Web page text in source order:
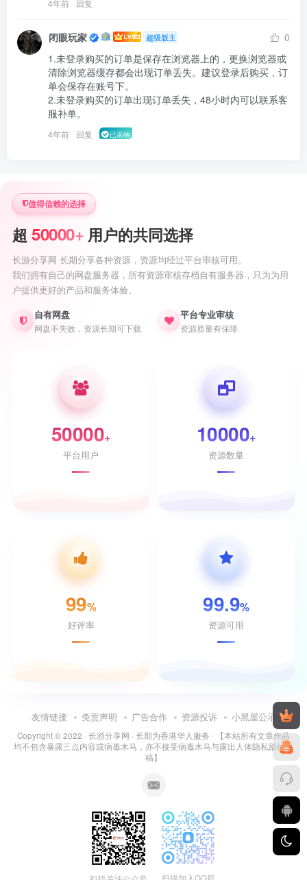
4年前 回复
闭眼玩家 超级版主
0
1.未登录购买的订单是保存在浏览器上的，更换浏览器或
清除浏览器缓存都会出现订单丢失。建议登录后购买，订
单会保存在账号下。
2.未登录购买的订单出现订单丢失，48小时内可以联系客
服补单。
4年前 回复 已采纳
值得信赖的选择
超 50000+ 用户的共同选择
长游分享网 长期分享各种资源，资源均经过平台审核可用。
我们拥有自己的网盘服务器，所有资源审核存档自有服务器，只为为用
户提供更好的产品和服务体验。
自有网盘
网盘不失效，资源长期可下载
平台专业审核
资源质量有保障
50000+
平台用户
10000+
资源数量
99%
好评率
99.9%
资源可用
友情链接 免责声明 广告合作 资源投诉 小黑屋公示
Copyright © 2022 · 长游分享网 · 长期为香港华人服务 · 【本站所有文章作品
均不包含暴露三点内容或病毒木马，亦不接受病毒木马与露出人体隐私部位投
稿】